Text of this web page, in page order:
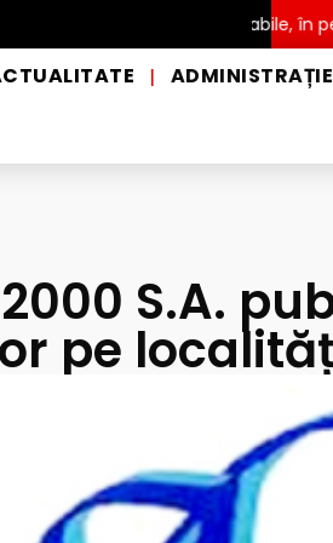
a apei potabile, în
| ADMINISTRAȚIE
S.A.
pe